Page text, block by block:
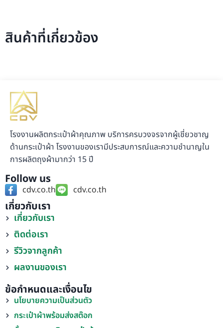
สินค้าที่เกี่ยวข้อง
โรงงานผลิตกระเป๋าผ้าคุณภาพ บริการครบวงจรจากผู้เชี่ยวชาญ
ด้านกระเป๋าผ้า โรงงานของเรามีประสบการณ์และความชำนาญใน
การผลิตถุงผ้ามากว่า 15 ปี
Follow us
cdv.co.th cdv.co.th
เกี่ยวกับเรา
เกี่ยวกับเรา
ติดต่อเรา
รีวิวจากลูกค้า
ผลงานของเรา
ข้อกำหนดและเงื่อนไข
นโยบายความเป็นส่วนตัว
กระเป๋าผ้าพร้อมส่งสต๊อก